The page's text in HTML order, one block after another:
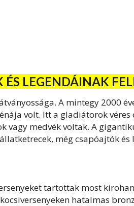
LEGENDÁINAK
A mintegy 2000
volt. Itt a gladiátorok
vagy medvék voltak. A
még csapóajtók és
tartottak most
hatalmas